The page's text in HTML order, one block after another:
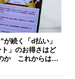
が続く「d払い」
ト」のお得さはど
か これからは